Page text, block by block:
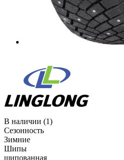
В наличии (1)
Сезонность
Зимние
Шипы
шипованная